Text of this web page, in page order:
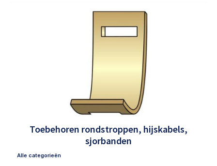
Toebehoren rondstroppen, hijskabels,
sjorbanden
Alle categorieën